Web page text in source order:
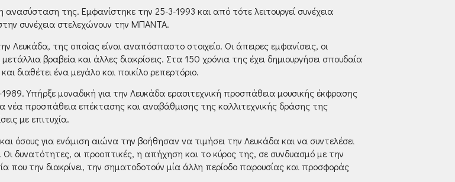
της. Εμφανίστηκε την 25-3-1993 και από τότε λειτουργεί συνέχεια
συνέχεια στελεχώνουν την ΜΠΑΝΤΑ.
της οποίας είναι αναπόσπαστο στοιχείο. Οι άπειρες εμφανίσεις, οι
βραβεία και άλλες διακρίσεις. Στα 150 χρόνια της έχει δημιουργήσει σπουδαία
διαθέτει ένα μεγάλο και ποικίλο ρεπερτόριο.
Υπήρξε μοναδική για την Λευκάδα ερασιτεχνική προσπάθεια μουσικής έκφρασης
νέα προσπάθεια επέκτασης και αναβάθμισης της καλλιτεχνικής δράσης της
με επιτυχία.
όσους για ενάμιση αιώνα την βοήθησαν να τιμήσει την Λευκάδα και να συντελέσει
δυνατότητες, οι προοπτικές, η απήχηση και το κύρος της, σε συνδυασμό με την
που την διακρίνει, την σηματοδοτούν μία άλλη περίοδο παρουσίας και προσφοράς